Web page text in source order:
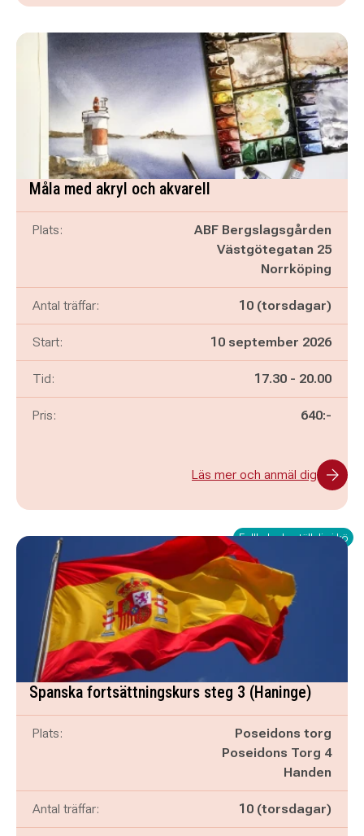
Måla med akryl och akvarell
Plats:
ABF Bergslagsgården
Västgötegatan 25
Norrköping
Antal träffar: 10 (torsdagar)
Start: 10 september 2026
Tid: Pågår mellan
17.30 - och
20.00
Pris: 640:-
Läs mer och anmäl dig
Fullbokad - ställ dig i kö
Spanska fortsättningskurs steg 3 (Haninge)
Plats:
Poseidons torg
Poseidons Torg 4
Handen
Antal träffar: 10 (torsdagar)